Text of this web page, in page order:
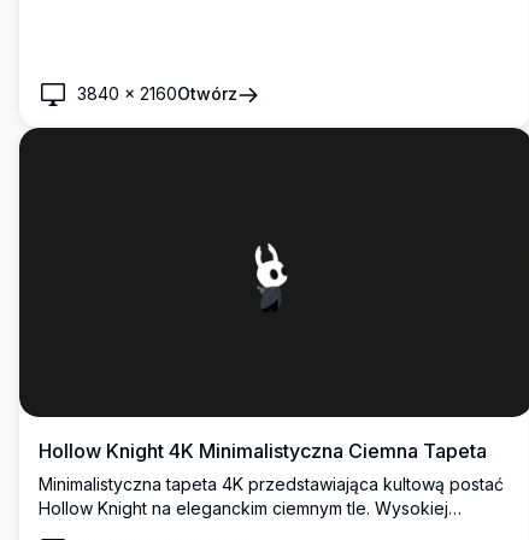
3840 × 2160Otwórz
Hollow Knight 4K Minimalistyczna Ciemna Tapeta
Minimalistyczna tapeta 4K przedstawiająca kultową postać
Hollow Knight na eleganckim ciemnym tle. Wysokiej